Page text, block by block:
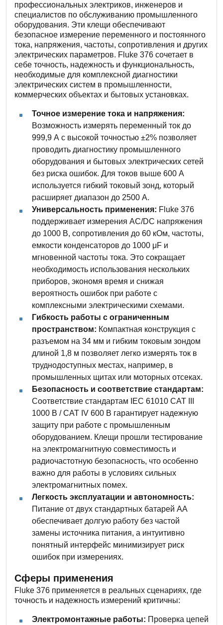
профессиональных электриков, инженеров и
специалистов по обслуживанию промышленного
оборудования. Эти клещи обеспечивают
безопасное измерение переменного и постоянного
тока, напряжения, частоты, сопротивления и других
электрических параметров. Fluke 376 сочетает в
себе точность, надежность и функциональность,
необходимые для комплексной диагностики
электрических систем в промышленности,
коммерческих объектах и бытовых установках.
Точное измерение тока и напряжения:
Возможность измерять переменный ток до
999,9 А с высокой точностью ±2% позволяет
проводить диагностику промышленного
оборудования и бытовых электрических сетей
без риска ошибок. Для токов выше 600 А
используется гибкий токовый зонд, который
расширяет диапазон до 2500 А.
Универсальность применения: Fluke 376
поддерживает измерения AC/DC напряжения
до 1000 В, сопротивления до 60 кОм, частоты,
емкости конденсаторов до 1000 μF и
мгновенной частоты тока. Это сокращает
необходимость использования нескольких
приборов, экономя время и снижая
вероятность ошибок при работе с
комплексными электрическими схемами.
Гибкость работы с ограниченным
пространством: Компактная конструкция с
разъемом на 34 мм и гибким токовым зондом
длиной 1,8 м позволяет легко измерять ток в
труднодоступных местах, например, в
промышленных щитах или моторных отсеках.
Безопасность и соответствие стандартам:
Соответствие стандартам IEC 61010 CAT III
1000 В / CAT IV 600 В гарантирует надежную
защиту при работе с промышленным
оборудованием. Клещи прошли тестирование
на электромагнитную совместимость и
радиочастотную безопасность, что особенно
важно для работы в условиях сильных
электромагнитных помех.
Легкость эксплуатации и автономность:
Питание от двух стандартных батарей AA
обеспечивает долгую работу без частой
замены источника питания, а интуитивно
понятный интерфейс минимизирует риск
ошибок при измерениях.
Сферы применения
Fluke 376 применяется в реальных сценариях, где
точность и надежность измерений критичны:
Электромонтажные работы: Проверка цепей